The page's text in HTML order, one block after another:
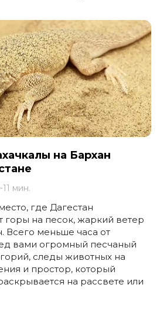
популярных маршрутов и
на Бархан
мин.
где Дагестан
на песок, жаркий ветер
Всего меньше часа от
вами огромный песчаный
следы животных на
и простор, который
на рассвете или